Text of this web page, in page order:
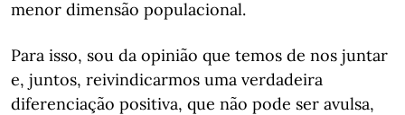
menor dimensão populacional.
Para isso, sou da opinião que temos de nos juntar
e, juntos, reivindicarmos uma verdadeira
diferenciação positiva, que não pode ser avulsa,